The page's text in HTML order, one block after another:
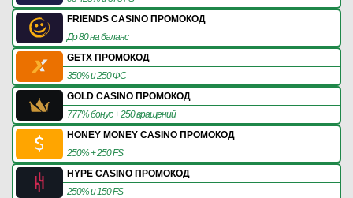
FRIENDS CASINO ПРОМОКОД
До 80 на баланс
GETX ПРОМОКОД
350% и 250 ФС
GOLD CASINO ПРОМОКОД
777% бонус + 250 вращений
HONEY MONEY CASINO ПРОМОКОД
250% + 250 FS
HYPE CASINO ПРОМОКОД
250% и 150 FS